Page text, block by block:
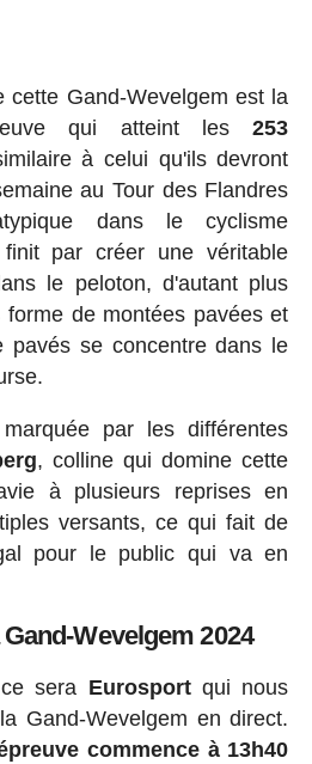
cette Gand-Wevelgem est la
qui atteint les253
à celui qu'ils devront
au Tour des Flandres
dans le cyclisme
par créer une véritable
le peloton, d'autant plus
de montées pavées et
pavés se concentre dans le
par les différentes
, colline qui domine cette
à plusieurs reprises en
versants, ce qui fait de
pour le public qui va en
Wevelgem 2024
sera Eurosportqui nous
Gand-Wevelgem en direct.
commence à 13h40